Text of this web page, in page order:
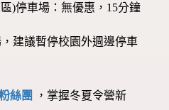
)停車場：無優惠，15分鐘
建議暫停校園外週邊停車
絲團
，掌握冬夏令營新